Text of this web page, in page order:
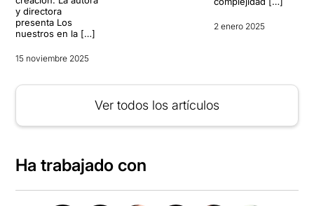
y directora
presenta Los
nuestros en la […]
15 noviembre 2025
2 enero 2025
Ver todos los artículos
Ha trabajado con